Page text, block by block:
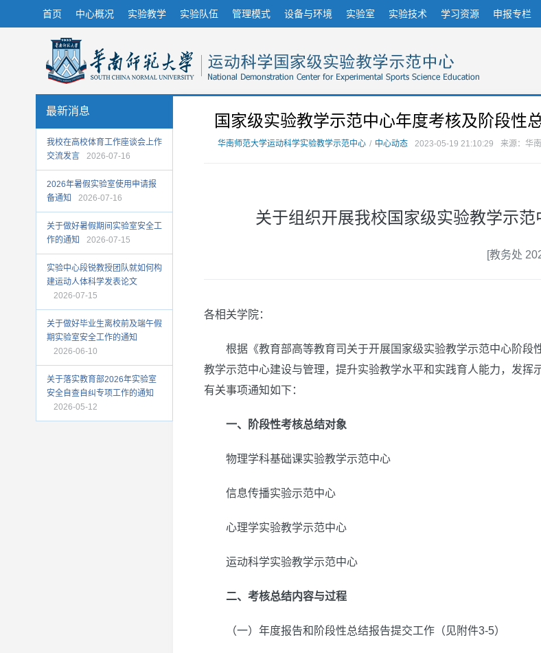
首页 中心概况 实验教学 实验队伍 管理模式 设备与环境 实验室 实验技术 学习资源 申报专栏
最新消息
我校在高校体育工作座谈会上作
交流发言
2026-07-16
2026年暑假实验室使用申请报
备通知
2026-07-16
关于做好暑假期间实验室安全工
作的通知
2026-07-15
实验中心段锐教授团队就如何构
建运动人体科学发表论文
2026-07-15
关于做好毕业生离校前及端午假
期实验室安全工作的通知
2026-06-10
关于落实教育部2026年实验室
安全自查自纠专项工作的通知
2026-05-12
国家级实验教学示范中心年度考核及阶段性
华南师范大学运动科学实验教学示范中心 / 中心动态 2023-05-19 21:10:29 来源：华
关于组织开展我校国家级实验教学示
[教务处
各相关学院：
根据《教育部高等教育司关于开展国家级实验教学示范中心阶
教学示范中心建设与管理，提升实验教学水平和实践育人能力，发
有关事项通知如下：
一、阶段性考核总结对象
物理学科基础课实验教学示范中心
信息传播实验示范中心
心理学实验教学示范中心
运动科学实验教学示范中心
二、考核总结内容与过程
（一）年度报告和阶段性总结报告提交工作（见附件3-5）